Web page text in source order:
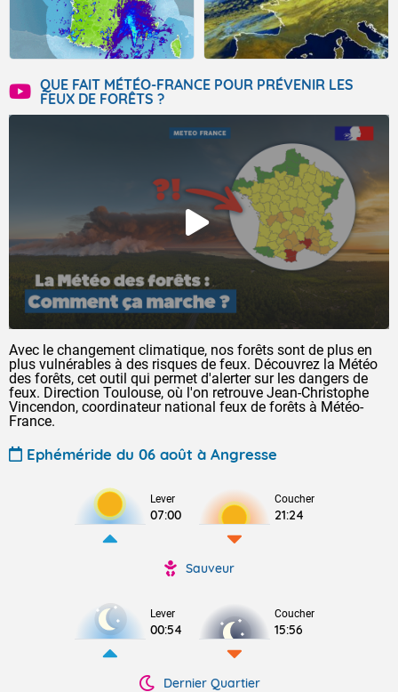
QUE FAIT MÉTÉO-FRANCE POUR PRÉVENIR LES
FEUX DE FORÊTS ?
Avec le changement climatique, nos forêts sont de plus en
plus vulnérables à des risques de feux. Découvrez la Météo
des forêts, cet outil qui permet d'alerter sur les dangers de
feux. Direction Toulouse, où l'on retrouve Jean-Christophe
Vincendon, coordinateur national feux de forêts à Météo-
France.
Ephéméride du 06 août à Angresse
Lever
07:00
Coucher
21:24
Sauveur
Lever
00:54
Coucher
15:56
Dernier Quartier